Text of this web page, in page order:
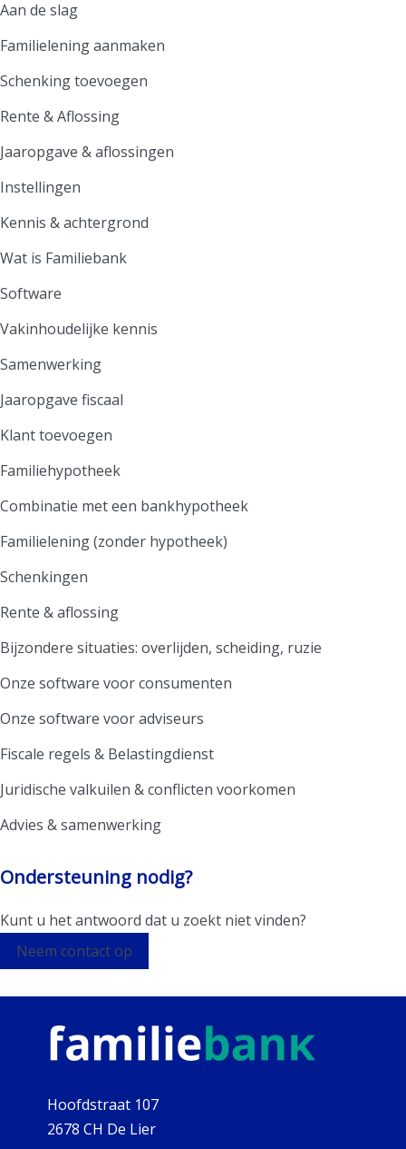
Aan de slag
Familielening aanmaken
Schenking toevoegen
Rente & Aflossing
Jaaropgave & aflossingen
Instellingen
Kennis & achtergrond
Wat is Familiebank
Software
Vakinhoudelijke kennis
Samenwerking
Jaaropgave fiscaal
Klant toevoegen
Familiehypotheek
Combinatie met een bankhypotheek
Familielening (zonder hypotheek)
Schenkingen
Rente & aflossing
Bijzondere situaties: overlijden, scheiding, ruzie
Onze software voor consumenten
Onze software voor adviseurs
Fiscale regels & Belastingdienst
Juridische valkuilen & conflicten voorkomen
Advies & samenwerking
Ondersteuning nodig?
Kunt u het antwoord dat u zoekt niet vinden?
Neem contact op
Hoofdstraat 107
2678 CH De Lier